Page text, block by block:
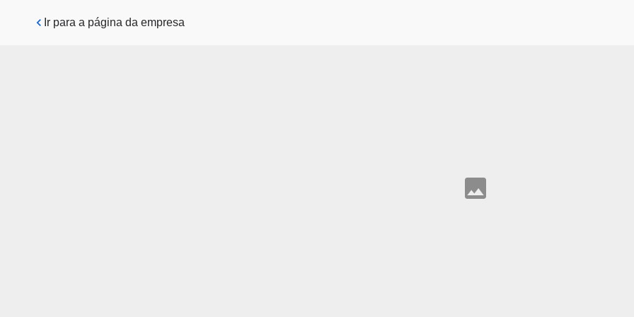
Pular para o conteúdo principal
Ir para a página da empresa